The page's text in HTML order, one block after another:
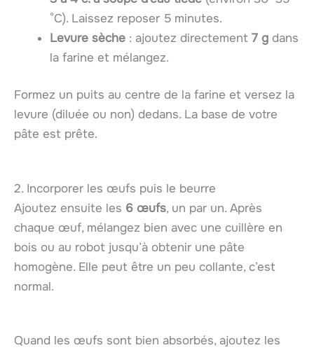
°C). Laissez reposer 5 minutes.
Levure sèche : ajoutez directement 7 g dans
la farine et mélangez.
Formez un puits au centre de la farine et versez la
levure (diluée ou non) dedans. La base de votre
pâte est prête.
2. Incorporer les œufs puis le beurre
Ajoutez ensuite les 6 œufs, un par un. Après
chaque œuf, mélangez bien avec une cuillère en
bois ou au robot jusqu’à obtenir une pâte
homogène. Elle peut être un peu collante, c’est
normal.
Quand les œufs sont bien absorbés, ajoutez les